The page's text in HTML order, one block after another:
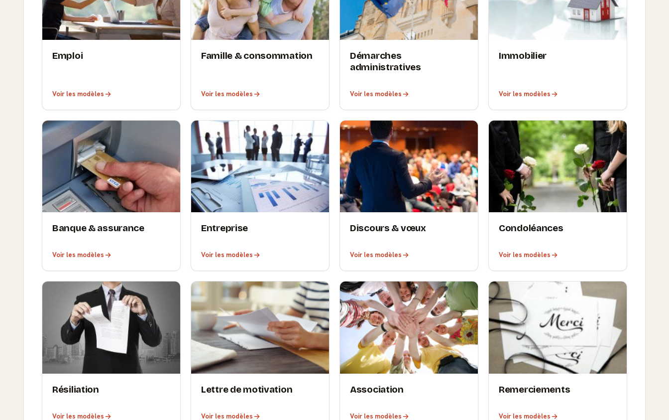
Emploi
Voir les modèles
Famille & consommation
Voir les modèles
Démarches
administratives
Voir les modèles
Immobilier
Voir les modèles
Banque & assurance
Voir les modèles
Entreprise
Voir les modèles
Discours & vœux
Voir les modèles
Condoléances
Voir les modèles
Résiliation
Voir les modèles
Lettre de motivation
Voir les modèles
Association
Voir les modèles
Remerciements
Voir les modèles